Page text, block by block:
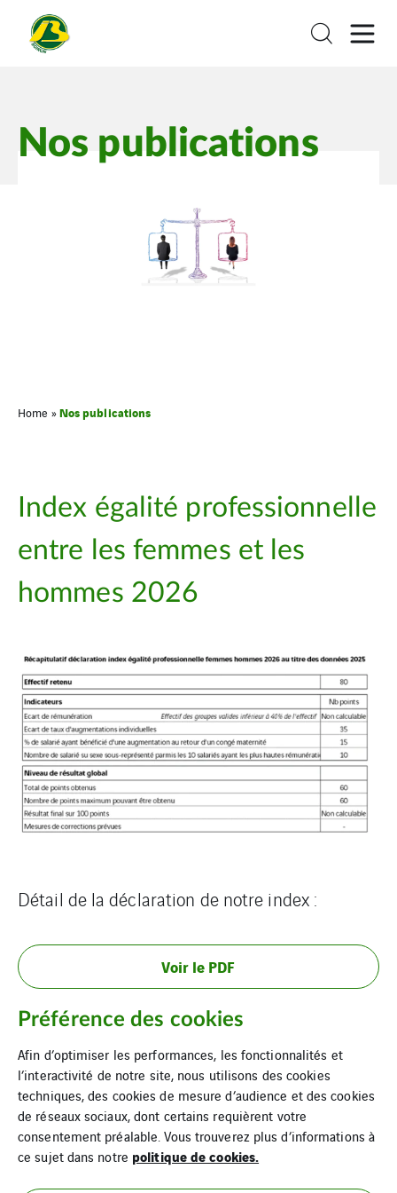
Nos publications
Home »Nos publications
Index égalité professionnelle
entre les femmes et les
hommes 2026
Détail de la déclaration de notre index :
Voir le PDF
Préférence des cookies
Afin d’optimiser les performances, les fonctionnalités et
l’interactivité de notre site, nous utilisons des cookies
techniques, des cookies de mesure d’audience et des cookies
de réseaux sociaux, dont certains requièrent votre
consentement préalable. Vous trouverez plus d’informations à
ce sujet dans notre politique de cookies.